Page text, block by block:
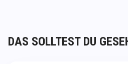
DAS SOLLTEST DU